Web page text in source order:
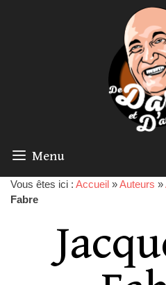
Menu
Vous êtes ici : Accueil »Auteurs »
Fabre